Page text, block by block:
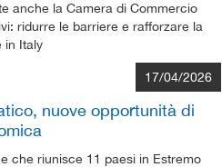
anche la Camera di Commercio
ridurre le barriere e rafforzare la
in Italy
17/04/2026
nuove opportunità di
che riunisce 11 paesi in Estremo